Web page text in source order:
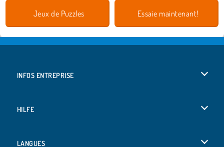
Jeux de Puzzles Essaie maintenant!
INFOS ENTREPRISE
HILFE
LANGUES